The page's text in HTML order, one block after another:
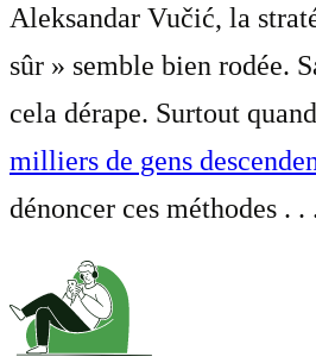
Aleksandar Vučić, la
sûr » semble bien rodée.
cela dérape. Surtout quand
milliers de gens
dénoncer ces méthodes . .